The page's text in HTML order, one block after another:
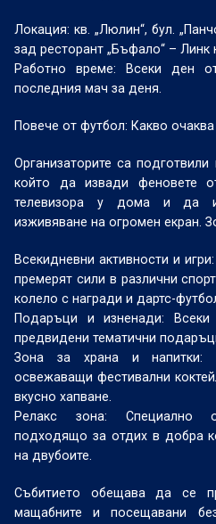
Локация: кв. „Люлин“, бул.
зад ресторант „Бъфало“ – Линк
Работно време: Всеки ден
последния мач за деня.
Повече от футбол: Какво очаква
Организаторите са
който да извади феновете
телевизора у дома и да
изживяване на огромен екран.
Всекидневни активности и
премерят сили в различни
колело с награди и дартс-
Подаръци и изненади:
предвидени тематични
Зона за храна и напитки:
освежаващи фестивални
вкусно хапване.
Релакс зона: Специално
подходящо за отдих в добра
на двубоите.
Събитието обещава да се
мащабните и посещавани